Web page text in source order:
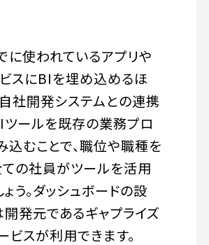
に使われているアプリや
スにBIを埋め込めるほ
社開発システムとの連携
ツールを既存の業務プロ
込むことで、職位や職種を
ての社員がツールを活用
う。ダッシュボードの設
開発元であるギャプライズ
ビスが利用できます。